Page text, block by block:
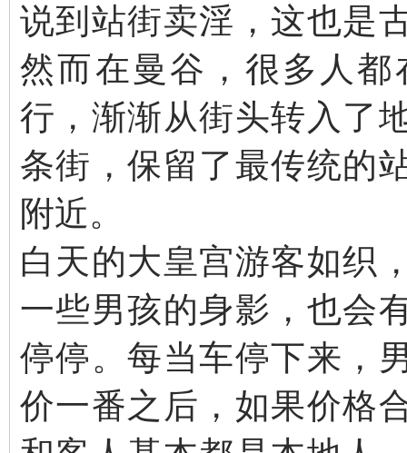
说到站街卖淫，这也是
然而在曼谷，很多人
行，渐渐从街头转入了
条街，保留了最传统的
附近。
白天的大皇宫游客如织
一些男孩的身影，也会
停停。每当车停下来，
价一番之后，如果价格